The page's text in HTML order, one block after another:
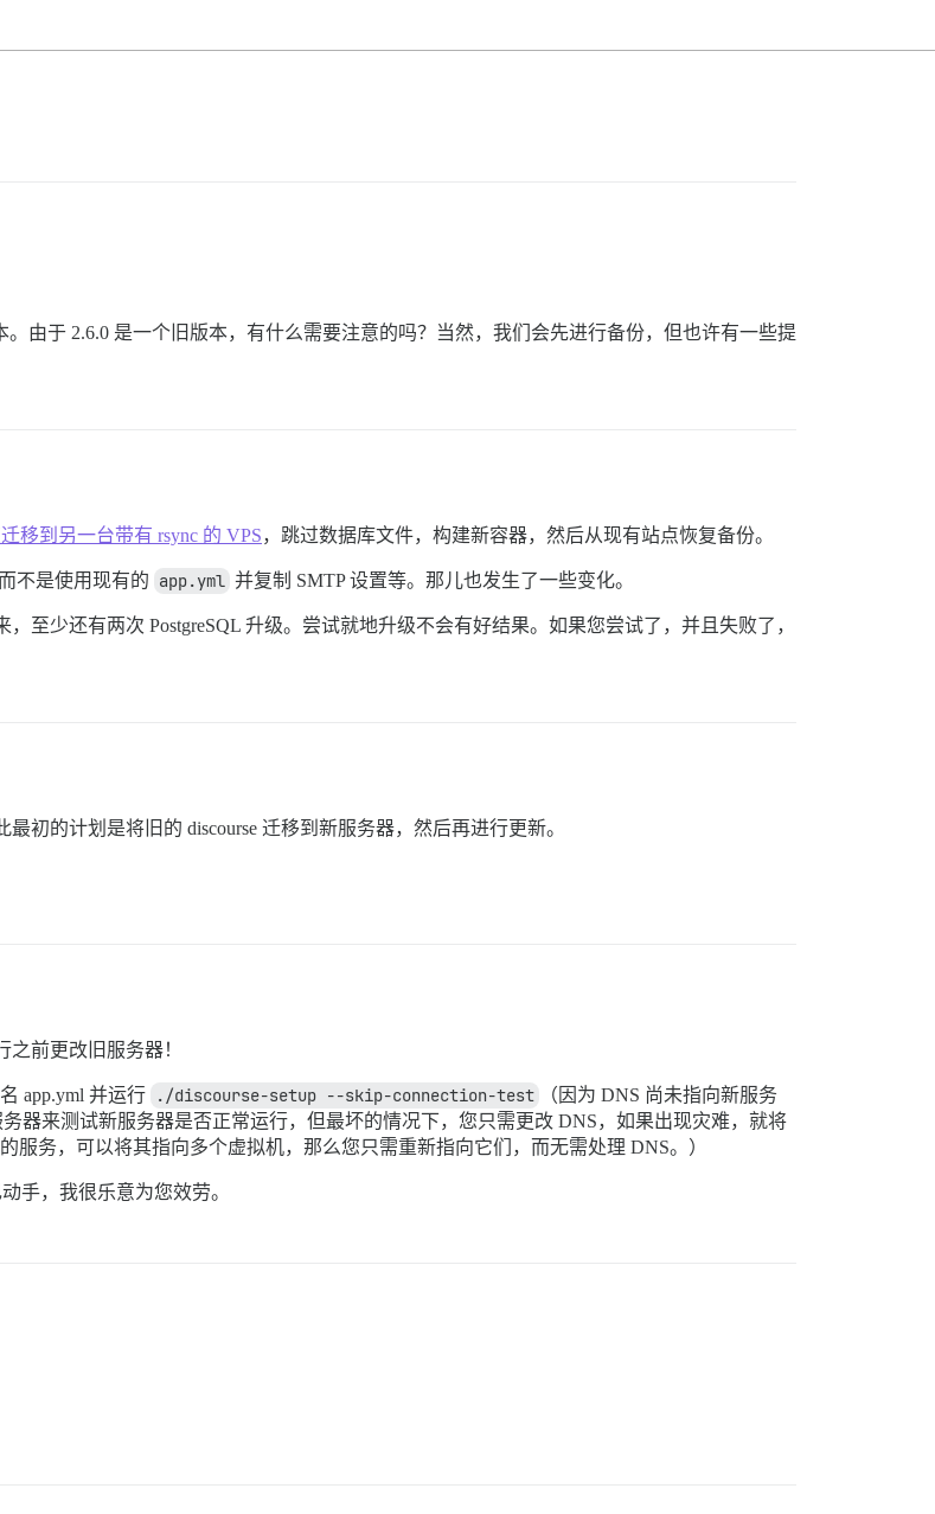
由于 2.6.0 是一个旧版本，有什么需要注意的吗？当然，我们会先进行备份，但也许有一些提
移到另一台带有 rsync 的 VPS，跳过数据库文件，构建新容器，然后从现有站点恢复备份。
不是使用现有的 app.yml 并复制 SMTP 设置等。那儿也发生了一些变化。
至少还有两次 PostgreSQL 升级。尝试就地升级不会有好结果。如果您尝试了，并且失败了，
初的计划是将旧的 discourse 迁移到新服务器，然后再进行更新。
前更改旧服务器！
app.yml 并运行 ./discourse-setup --skip-connection-test
（因为 DNS 尚未指向新服务
器来测试新服务器是否正常运行，但最坏的情况下，您只需更改 DNS，如果出现灾难，就将
服务，可以将其指向多个虚拟机，那么您只需重新指向它们，而无需处理 DNS。）
手，我很乐意为您效劳。